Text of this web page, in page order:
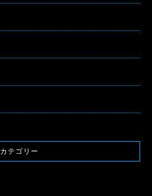
カテゴリー